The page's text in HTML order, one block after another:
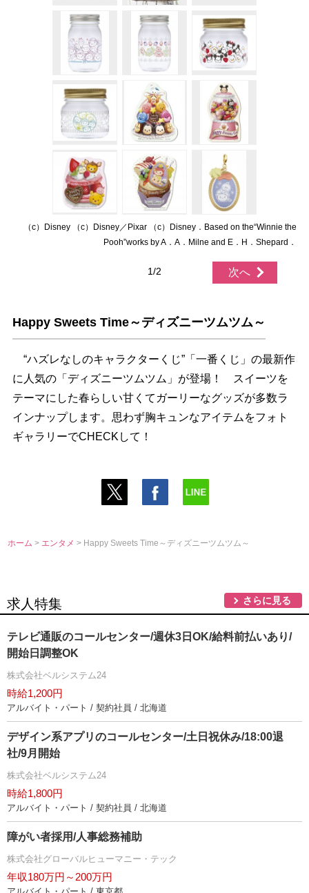
（c）Disney （c）Disney／Pixar （c）Disney．Based on the“Winnie the
Pooh”works by A．A．Milne and E．H．Shepard．
次へ
1/2
Happy Sweets Time～ディズニーツムツム～
“ハズレなしのキャラクターくじ”「一番くじ」の最新作
に人気の「ディズニーツムツム」が登場！ スイーツを
テーマにした春らしい甘くてガーリーなグッズが多数ラ
インナップします。思わず胸キュンなアイテムをフォト
ギャラリーでCHECKして！
ホーム > エンタメ> Happy Sweets Time～ディズニーツムツム～
求人特集 さらに見る
テレビ通販のコールセンター/週休3日OK/給料前払いあり/
開始日調整OK
株式会社ベルシステム24
時給1,200円
アルバイト・パート / 契約社員 / 北海道
デザイン系アプリのコールセンター/土日祝休み/18:00退
社/9月開始
株式会社ベルシステム24
時給1,800円
アルバイト・パート / 契約社員 / 北海道
障がい者採用/人事総務補助
株式会社グローバルヒューマニー・テック
年収180万円～200万円